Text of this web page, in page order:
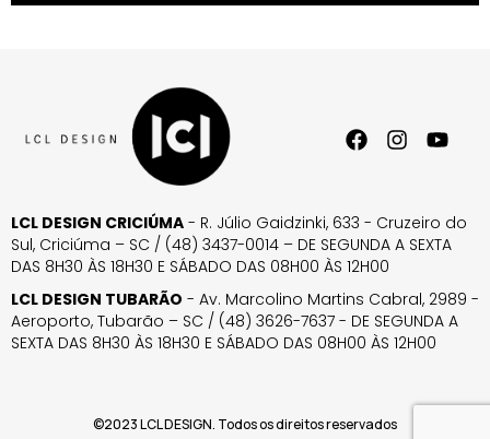
LCL DESIGN CRICIÚMA - R. Júlio Gaidzinki, 633 - Cruzeiro do
Sul, Criciúma – SC / (48) 3437-0014 – DE SEGUNDA A SEXTA
DAS 8H30 ÀS 18H30 E SÁBADO DAS 08H00 ÀS 12H00
LCL DESIGN TUBARÃO - Av. Marcolino Martins Cabral, 2989 -
Aeroporto, Tubarão – SC / (48) 3626-7637 - DE SEGUNDA A
SEXTA DAS 8H30 ÀS 18H30 E SÁBADO DAS 08H00 ÀS 12H00
©2023 LCL DESIGN. Todos os direitos reservados